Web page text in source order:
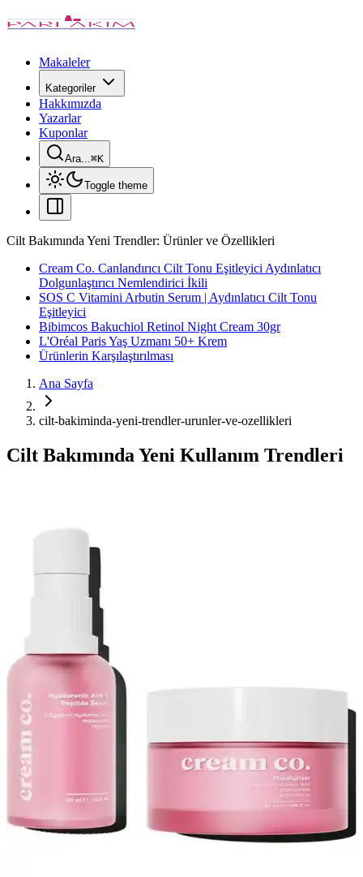
Makaleler
Kategoriler
Hakkımızda
Yazarlar
Kuponlar
Ara...⌘K
Toggle theme
Cilt Bakımında Yeni Trendler: Ürünler ve Özellikleri
Cream Co. Canlandırıcı Cilt Tonu Eşitleyici Aydınlatıcı
Dolgunlaştırıcı Nemlendirici İkili
SOS C Vitamini Arbutin Serum | Aydınlatıcı Cilt Tonu
Eşitleyici
Bibimcos Bakuchiol Retinol Night Cream 30gr
L'Oréal Paris Yaş Uzmanı 50+ Krem
Ürünlerin Karşılaştırılması
Ana Sayfa
cilt-bakiminda-yeni-trendler-urunler-ve-ozellikleri
Cilt Bakımında Yeni Kullanım Trendleri